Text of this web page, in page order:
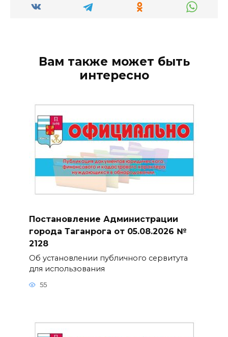
Вам также может быть
интересно
Постановление Администрации
города Таганрога от 05.08.2026 №
2128
Об установлении публичного сервитута
для использования
55